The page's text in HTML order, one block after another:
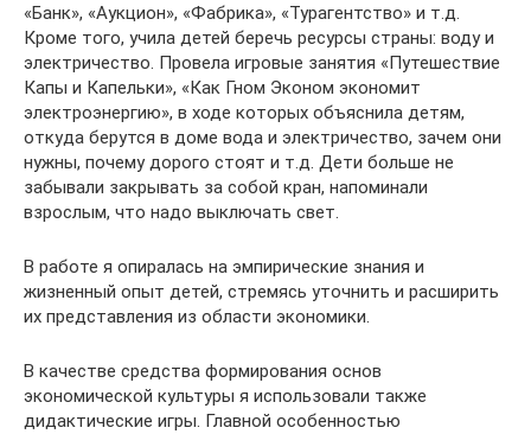
«Банк», «Аукцион», «Фабрика», «Турагентство» и т.д.
Кроме того, учила детей беречь ресурсы страны: воду и
электричество. Провела игровые занятия «Путешествие
Капы и Капельки», «Как Гном Эконом экономит
электроэнергию», в ходе которых объяснила детям,
откуда берутся в доме вода и электричество, зачем они
нужны, почему дорого стоят и т.д. Дети больше не
забывали закрывать за собой кран, напоминали
взрослым, что надо выключать свет.
В работе я опиралась на эмпирические знания и
жизненный опыт детей, стремясь уточнить и расширить
их представления из области экономики.
В качестве средства формирования основ
экономической культуры я использовали также
дидактические игры. Главной особенностью